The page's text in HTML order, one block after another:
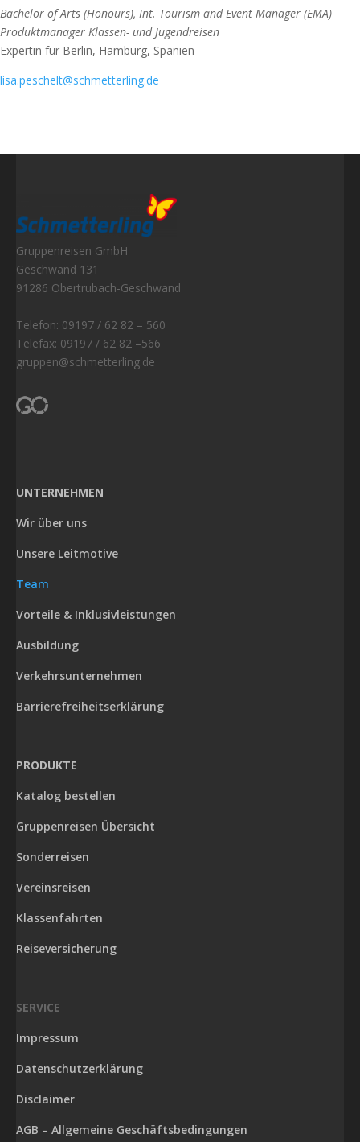
Bachelor of Arts (Honours), Int. Tourism andEvent Manager (EMA)
Produktmanager Klassen- und Jugendreisen
Expertin für Berlin, Hamburg, Spanien
lisa.peschelt@schmetterling.de
Gruppenreisen GmbH
Geschwand 131
91286 Obertrubach-Geschwand
Telefon: 09197 / 62 82 – 560
Telefax: 09197 / 62 82 –566
gruppen@schmetterling.de
UNTERNEHMEN
Wir über uns
Unsere Leitmotive
Team
Vorteile & Inklusivleistungen
Ausbildung
Verkehrsunternehmen
Barrierefreiheitserklärung
PRODUKTE
Katalog bestellen
Gruppenreisen Übersicht
Sonderreisen
Vereinsreisen
Klassenfahrten
Reiseversicherung
SERVICE
Impressum
Datenschutzerklärung
Disclaimer
AGB – Allgemeine Geschäftsbedingungen